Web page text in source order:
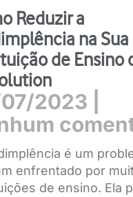
Reduzir a
na Sua
de Ensino
2023
é um
enfrentado por
de ensino. Ela